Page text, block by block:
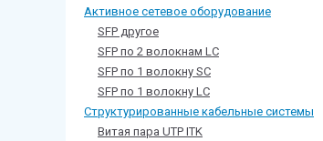
Активное сетевое оборудование
SFP другое
SFP по 2 волокнам LC
SFP по 1 волокну SC
SFP по 1 волокну LC
Структурированные кабельные системы
Витая пара UTP ITK